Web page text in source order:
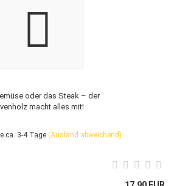
oder das Steak – der
macht alles mit!
ca. 3-4 Tage (Ausland abweichend)